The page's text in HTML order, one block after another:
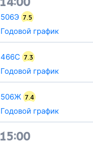
506Э 7.5
Годовой график
466С 7.3
Годовой график
506Ж 7.4
Годовой график
15:00